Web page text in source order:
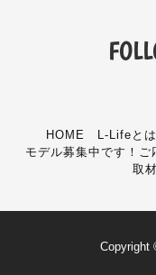
HOME L-Lifeとは
モデル募集中です！ご
取
Copyright